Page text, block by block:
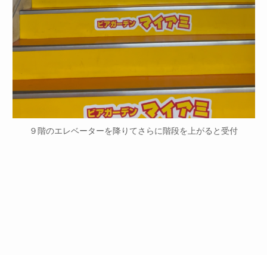
９階のエレベーターを降りてさらに階段を上がると受付